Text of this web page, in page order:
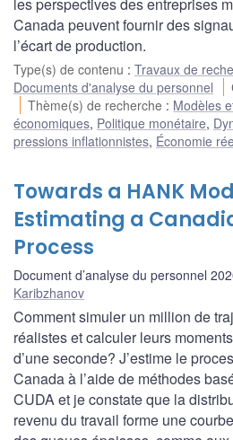
Canada peuvent fournir des
l’écart de production.
Type(s) de contenu : Travaux de
Documents d'analyse du personnel
Thème(s) de recherche : Modèles
économiques, Politique monétaire,
pressions inflationnistes, Économie
Towards a HANK
Estimating a
Process
Document d’analyse du personnel
Karibzhanov
Comment simuler un million de
réalistes et calculer leurs
d’une seconde? J’estime le
Canada à l’aide de méthodes
CUDA et je constate que la
revenu du travail forme une